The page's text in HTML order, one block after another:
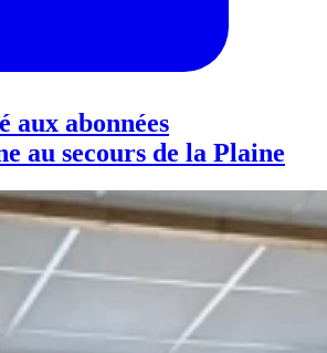
aux abonnées
au secours de la Plaine